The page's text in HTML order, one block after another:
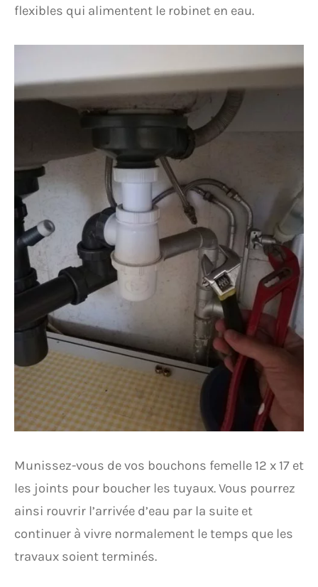
flexibles qui alimentent le robinet en eau.
Munissez-vous de vos bouchons femelle 12 x 17 et
les joints pour boucher les tuyaux. Vous pourrez
ainsi rouvrir l’arrivée d’eau par la suite et
continuer à vivre normalement le temps que les
travaux soient terminés.